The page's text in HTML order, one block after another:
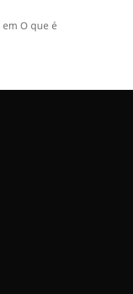
em O que é